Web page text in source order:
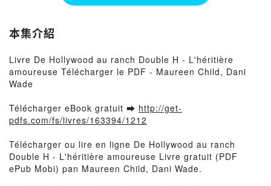
本集介紹
Livre De Hollywood au ranch Double H - L'héritière
amoureuse Télécharger le PDF - Maureen Child, Dani
Wade
Télécharger eBook gratuit ➡ http://get-
pdfs.com/fs/livres/163394/1212
Télécharger ou lire en ligne De Hollywood au ranch
Double H - L'héritière amoureuse Livre gratuit (PDF
ePub Mobi) pan Maureen Child, Dani Wade.